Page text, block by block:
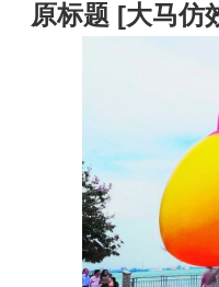
原标题 [大马仿